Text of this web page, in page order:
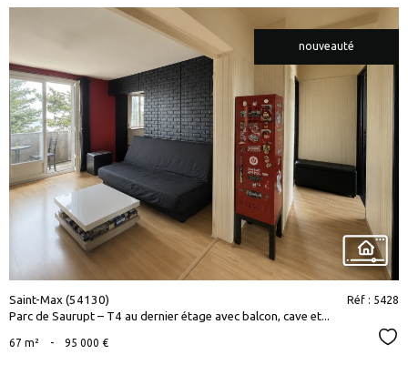
nouveauté
voir le
bien
Saint-Max (54130)
Parc de Saurupt – T4 au dernier étage avec balcon, cave et...
Réf : 5428
67 m² - 95 000 €